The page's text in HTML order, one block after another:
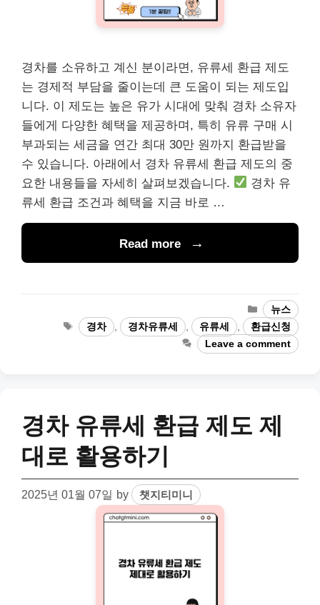
경차를 소유하고 계신 분이라면, 유류세 환급 제도
는 경제적 부담을 줄이는데 큰 도움이 되는 제도입
니다. 이 제도는 높은 유가 시대에 맞춰 경차 소유자
들에게 다양한 혜택을 제공하며, 특히 유류 구매 시
부과되는 세금을 연간 최대 30만 원까지 환급받을
수 있습니다. 아래에서 경차 유류세 환급 제도의 중
요한 내용들을 자세히 살펴보겠습니다.
경차 유
류세 환급 조건과 혜택을 지금 바로 …
Read more
Categories
뉴스
Tags경차 경차유류세 유류세
환급신청
Leave a comment
경차 유류세 환급 제도 제
대로 활용하기
2025년 01월 07일 by 챗지티미니